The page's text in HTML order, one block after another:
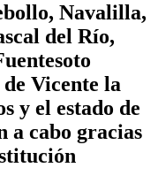
Navalilla,
del Río,
Vicente la
y el estado de
a cabo gracias